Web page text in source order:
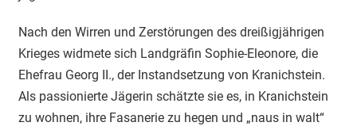
Nach den Wirren und Zerstörungen des dreißigjährigen
Krieges widmete sich Landgräfin Sophie-Eleonore, die
Ehefrau Georg II., der Instandsetzung von Kranichstein.
Als passionierte Jägerin schätzte sie es, in Kranichstein
zu wohnen, ihre Fasanerie zu hegen und „naus in walt“